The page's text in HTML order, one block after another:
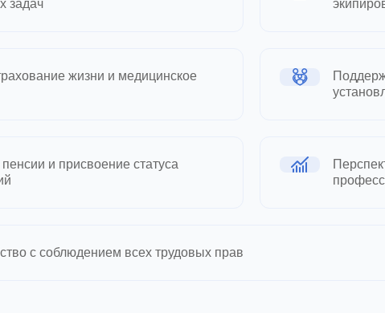
задач
жизни и медицинское
и присвоение статуса
с соблюдением всех трудовых прав